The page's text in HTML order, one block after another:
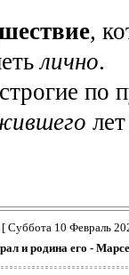
,
лично.
по
Суббота 10 Февраль
и родина его -